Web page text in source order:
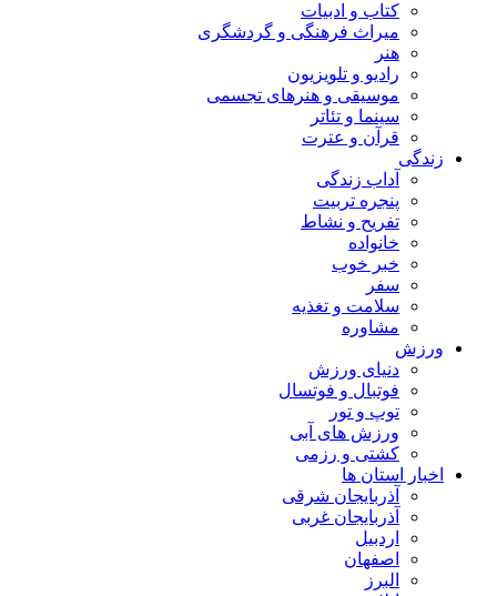
کتاب و ادبیات
میراث فرهنگی و گردشگری
هنر
رادیو و تلویزیون
موسیقی و هنرهای تجسمی
سینما و تئاتر
قرآن و عترت
زندگی
آداب زندگی
پنجره تربیت
تفریح و نشاط
خانواده
خبر خوب
سفر
سلامت و تغذیه
مشاوره
ورزش
دنیای ورزش
فوتبال و فوتسال
توپ و تور
ورزش های آبی
کشتی و رزمی
اخبار استان ها
آذربایجان شرقی
آذربایجان غربی
اردبیل
اصفهان
البرز